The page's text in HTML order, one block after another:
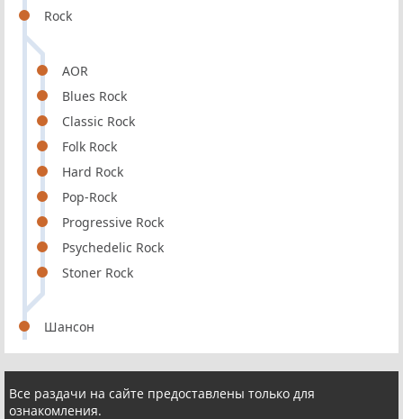
Rock
AOR
Blues Rock
Classic Rock
Folk Rock
Hard Rock
Pop-Rock
Progressive Rock
Psychedelic Rock
Stoner Rock
Шансон
Все раздачи на сайте предоставлены только для
ознакомления.